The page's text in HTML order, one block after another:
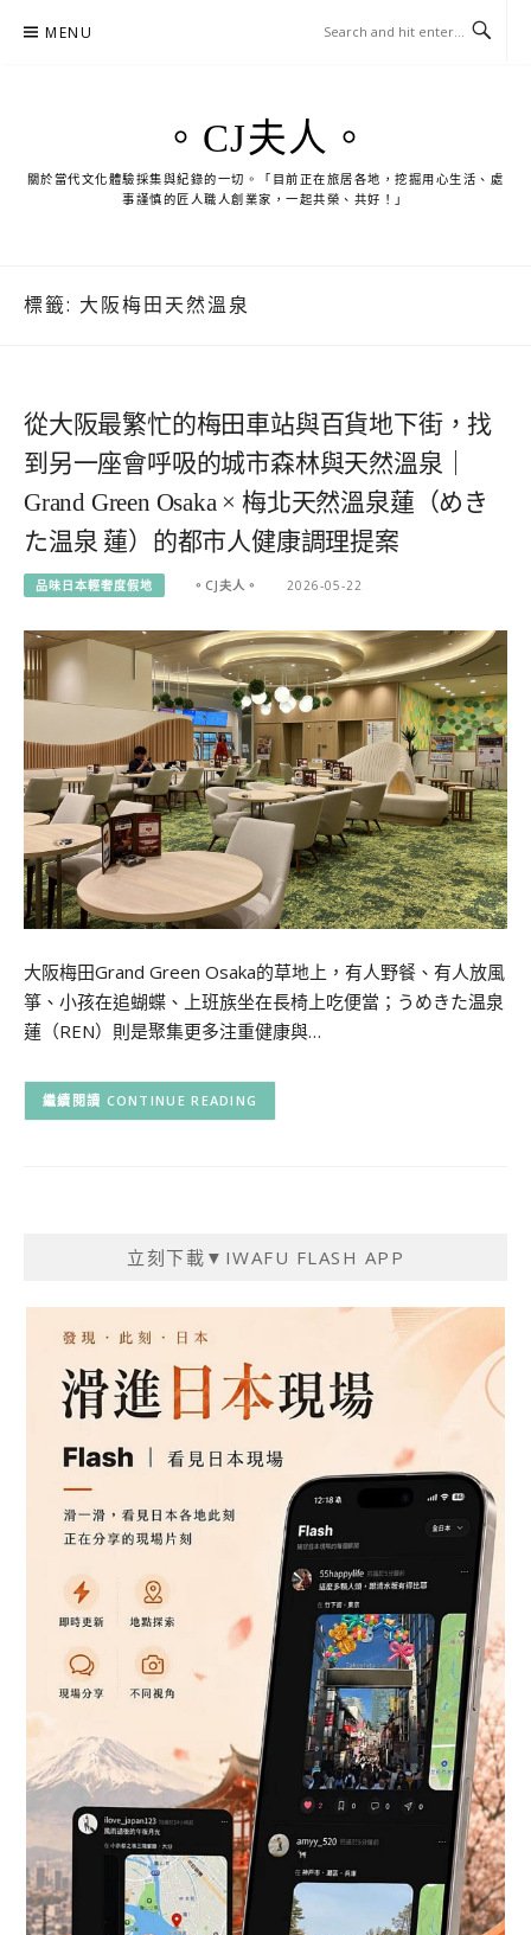
MENU
。CJ夫人。
關於當代文化體驗採集與紀錄的一切。「目前正在旅居各地，挖掘用心生活、處
事謹慎的匠人職人創業家，一起共榮、共好！」
標籤: 大阪梅田天然溫泉
從大阪最繁忙的梅田車站與百貨地下街，找
到另一座會呼吸的城市森林與天然溫泉｜
Grand Green Osaka × 梅北天然溫泉蓮（めき
た温泉 蓮）的都市人健康調理提案
品味日本輕奢度假地 。CJ夫人。 2026-05-22
大阪梅田Grand Green Osaka的草地上，有人野餐、有人放風
箏、小孩在追蝴蝶、上班族坐在長椅上吃便當；うめきた温泉
蓮（REN）則是聚集更多注重健康與…
CONTINUE READING
立刻下載▼IWAFU FLASH APP